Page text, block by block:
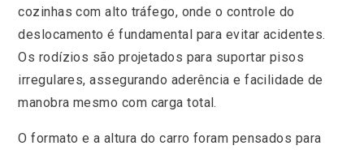
cozinhas com alto tráfego, onde o controle do
deslocamento é fundamental para evitar acidentes.
Os rodízios são projetados para suportar pisos
irregulares, assegurando aderência e facilidade de
manobra mesmo com carga total.
O formato e a altura do carro foram pensados para